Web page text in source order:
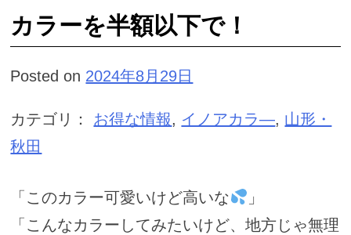
カラーを半額以下で！
Posted on 2024年8月29日
カテゴリ： お得な情報, イノアカラ―, 山形・
秋田
「このカラー可愛いけど高いな
」
「こんなカラーしてみたいけど、地方じゃ無理